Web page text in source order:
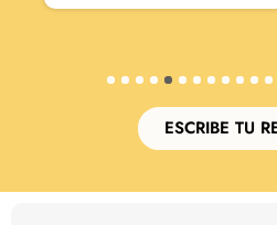
5 6 7 8 9 101112131415
ESCRIBE TU